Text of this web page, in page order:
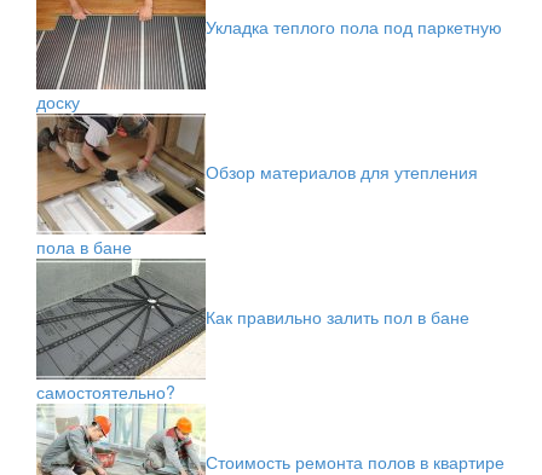
Укладка теплого пола под паркетную
доску
Обзор материалов для утепления
пола в бане
Как правильно залить пол в бане
самостоятельно?
Стоимость ремонта полов в квартире